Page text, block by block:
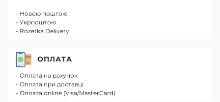
- Новою поштою
- Укрпоштою
- Rozetka Delivery
ОПЛАТА
- Оплата на рахунок
- Оплата при доставці
- Оплата online (Visa/MasterCard)